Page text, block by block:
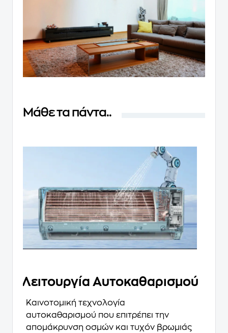
Μάθε τα πάντα..
Λειτουργία Αυτοκαθαρισμού
Καινοτομική τεχνολογία
αυτοκαθαρισμού που επιτρέπει την
απομάκρυνση οσμών και τυχόν βρωμιάς